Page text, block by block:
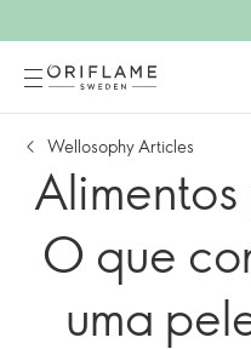
Wellosophy Articles
O que
uma